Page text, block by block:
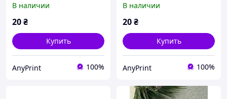
В наличии
20₴
Купить
AnyPrint 100%
В наличии
20₴
Купить
AnyPrint 100%